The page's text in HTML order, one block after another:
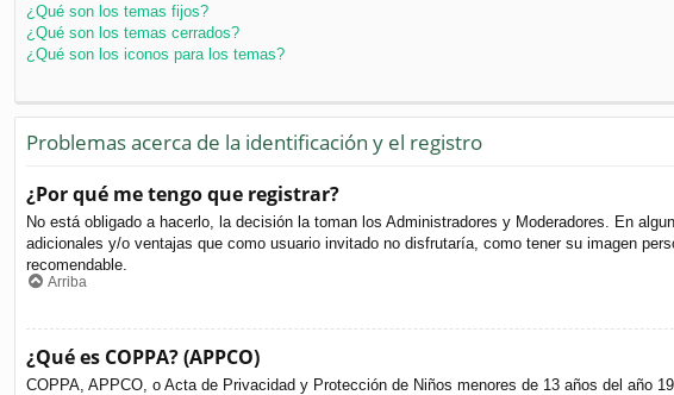
¿Qué son los temas fijos?
¿Qué son los temas cerrados?
¿Qué son los iconos para los temas?
Problemas acerca de la identificación y el registro
¿Por qué me tengo que registrar?
No está obligado a hacerlo, la decisión la toman los Administradores y Moderadores. En
adicionales y/o ventajas que como usuario invitado no disfrutaría, como tener su imagen
recomendable.
Arriba
¿Qué es COPPA? (APPCO)
COPPA, APPCO, o Acta de Privacidad y Protección de Niños menores de 13 años del